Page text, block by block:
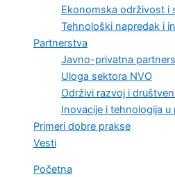
Ekonomska održivost i
Tehnološki napredak i
Partnerstva
Javno-privatna
Uloga sektora NVO
Održivi razvoj i
Inovacije i tehnologija u
Primeri dobre prakse
Vesti
Početna